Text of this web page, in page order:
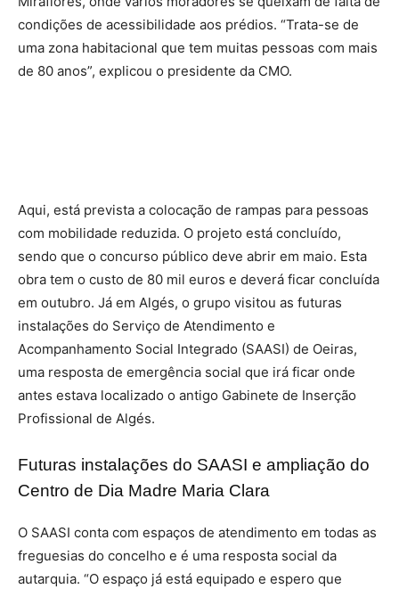
condições de acessibilidade aos prédios. “Trata-se de
uma zona habitacional que tem muitas pessoas com mais
de 80 anos”, explicou o presidente da CMO.
Aqui, está prevista a colocação de rampas para pessoas
com mobilidade reduzida. O projeto está concluído,
sendo que o concurso público deve abrir em maio. Esta
obra tem o custo de 80 mil euros e deverá ficar concluída
em outubro. Já em Algés, o grupo visitou as futuras
instalações do Serviço de Atendimento e
Acompanhamento Social Integrado (SAASI) de Oeiras,
uma resposta de emergência social que irá ficar onde
antes estava localizado o antigo Gabinete de Inserção
Profissional de Algés.
Futuras instalações do SAASI e ampliação do
Centro de Dia Madre Maria Clara
O SAASI conta com espaços de atendimento em todas as
freguesias do concelho e é uma resposta social da
autarquia. “O espaço já está equipado e espero que